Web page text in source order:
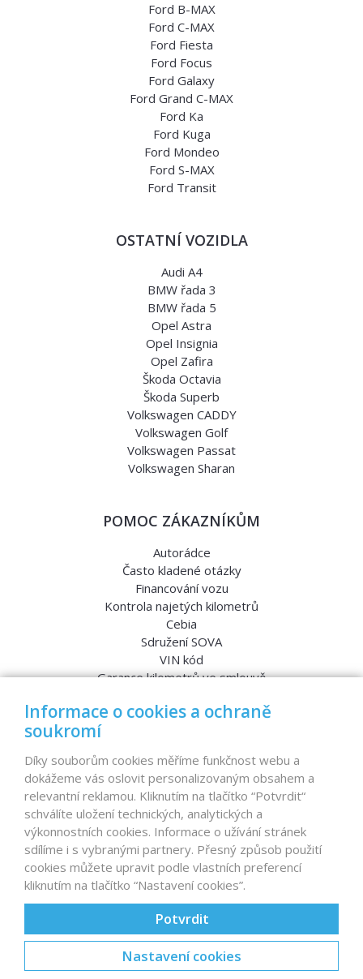
Ford B-MAX
Ford C-MAX
Ford Fiesta
Ford Focus
Ford Galaxy
Ford Grand C-MAX
Ford Ka
Ford Kuga
Ford Mondeo
Ford S-MAX
Ford Transit
OSTATNÍ VOZIDLA
Audi A4
BMW řada 3
BMW řada 5
Opel Astra
Opel Insignia
Opel Zafira
Škoda Octavia
Škoda Superb
Volkswagen CADDY
Volkswagen Golf
Volkswagen Passat
Volkswagen Sharan
POMOC ZÁKAZNÍKŮM
Autorádce
Často kladené otázky
Financování vozu
Kontrola najetých kilometrů
Cebia
Sdružení SOVA
VIN kód
Garance kilometrů ve smlouvě
Nabídka vozů
Reference
Dovoz aut na míru – pro koho je určen?
Garanční program
Prodat auto
Finance
Prodaná auta
Proč D1 CARS?
Informace o cookies a ochraně
soukromí
Díky souborům cookies měříme funkčnost webu a
dokážeme vás oslovit personalizovaným obsahem a
relevantní reklamou. Kliknutím na tlačítko “Potvrdit“
schválíte uložení technických, analytických a
výkonnostních cookies. Informace o užívání stránek
sdílíme i s vybranými partnery. Přesný způsob použití
cookies můžete upravit podle vlastních preferencí
kliknutím na tlačítko “Nastavení cookies”.
Potvrdit
Nastavení cookies